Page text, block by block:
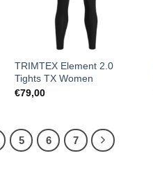
TRIMTEX Element 2.0
Tights TX Women
€79,00
5 6 7